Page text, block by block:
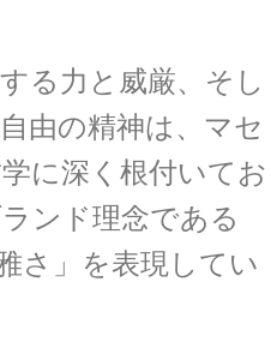
る力と威厳、そし
由の精神は、マセ
に深く根付いてお
ンド理念である
さ」を表現してい